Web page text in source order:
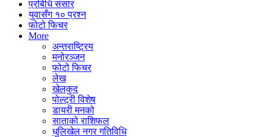
प्रबिधि संसार
युवासँग १० प्रश्न
फोटो फिचर
More
अन्तराष्ट्रिय
मनोरञ्जन
फोटो फिचर
लेख
खेलकुद
पोल्ट्री विशेष
डायरी मनको
साताको राशिफल
धुलिखेल नगर गतिविधि